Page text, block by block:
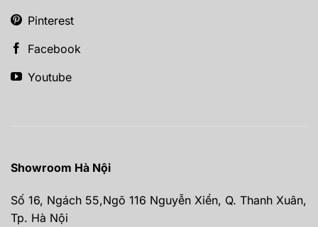
Pinterest
Facebook
Youtube
Showroom Hà Nội
Số 16, Ngách 55,Ngõ 116 Nguyễn Xiển, Q. Thanh Xuân,
Tp. Hà Nội